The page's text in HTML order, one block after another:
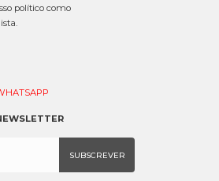
político como